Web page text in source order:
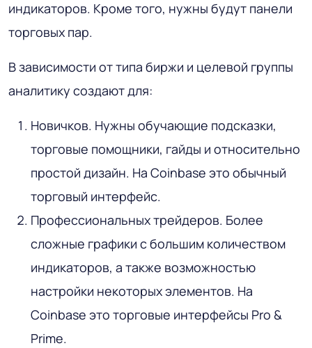
индикаторов. Кроме того, нужны будут панели
торговых пар.
В зависимости от типа биржи и целевой группы
аналитику создают для:
Новичков. Нужны обучающие подсказки,
торговые помощники, гайды и относительно
простой дизайн. На Coinbase это обычный
торговый интерфейс.
Профессиональных трейдеров. Более
сложные графики с большим количеством
индикаторов, а также возможностью
настройки некоторых элементов. На
Coinbase это торговые интерфейсы Pro &
Prime.